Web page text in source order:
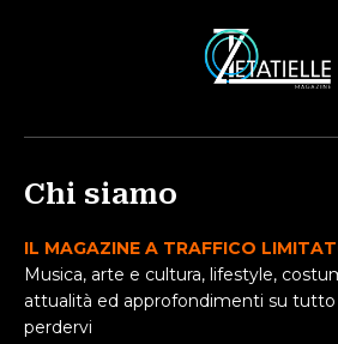
Chi siamo
IL MAGAZINE A TRAFFICO
Musica, arte e cultura, lifestyle,
attualità ed approfondimenti su
perdervi